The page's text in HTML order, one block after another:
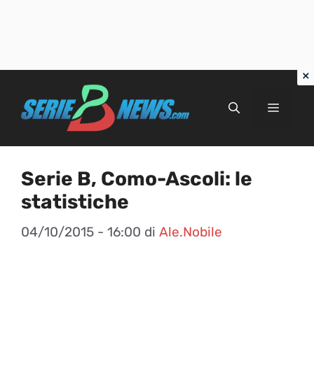
Menu
Serie B, Como-Ascoli: le
statistiche
04/10/2015 - 16:00 di Ale.Nobile